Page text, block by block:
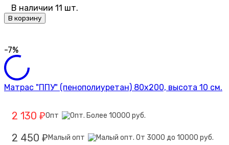
В наличии 11 шт.
В корзину
-7%
Матрас "ППУ" (пенополиуретан) 80х200, высота 10 см.
2 130 ₽Опт
2 450 ₽ Малый опт